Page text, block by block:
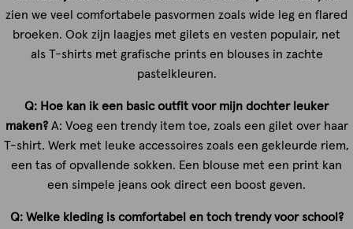
zien we veel comfortabele pasvormen zoals wide leg en flared
broeken. Ook zijn laagjes met gilets en vesten populair, net
als T-shirts met grafische prints en blouses in zachte
pastelkleuren.
Q: Hoe kan ik een basic outfit voor mijn dochter leuker
maken?A: Voeg een trendy item toe, zoals een gilet over haar
T-shirt. Werk met leuke accessoires zoals een gekleurde riem,
een tas of opvallende sokken. Een blouse met een print kan
een simpele jeans ook direct een boost geven.
Q: Welke kleding is comfortabel en toch trendy voor school?